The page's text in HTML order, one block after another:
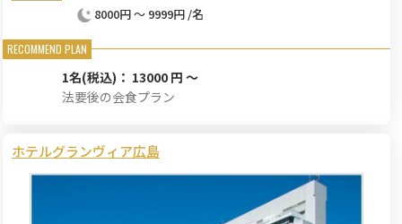
8000円 ～ 9999円 /名
1名(税込)： 13000 円 ～
法要後の会食プラン
ホテルグランヴィア広島